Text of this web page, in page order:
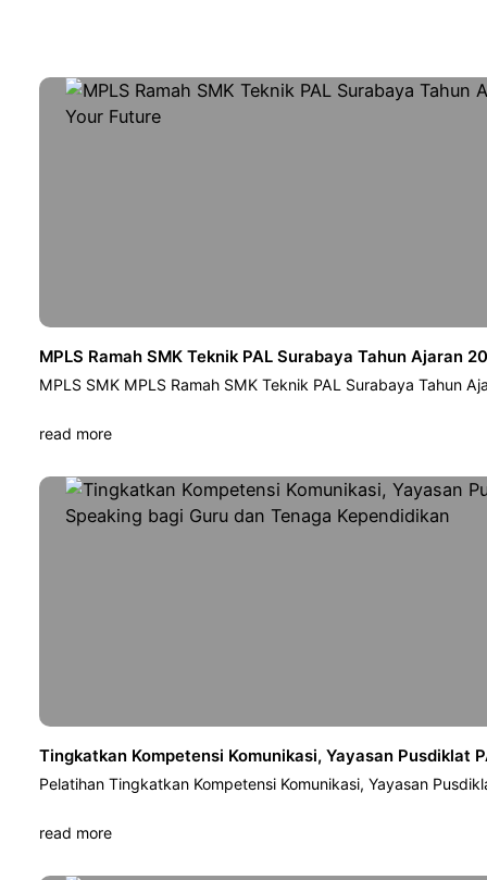
MPLS Ramah SMK Teknik PAL Surabaya Tahun Ajaran
MPLS SMK MPLS Ramah SMK Teknik PAL Surabaya Tahun
read more
Tingkatkan Kompetensi Komunikasi, Yayasan Pusdiklat
Pelatihan Tingkatkan Kompetensi Komunikasi, Yayasan
read more